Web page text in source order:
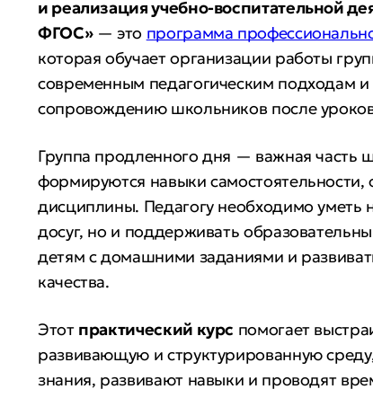
и реализация учебно-воспитательной
ФГОС»— это программа
которая обучает организации работы
современным педагогическим подходам
сопровождению школьников после
Группа продленного дня — важная часть
формируются навыки
дисциплины. Педагогу необходимо уметь
досуг, но и поддерживать
детям с домашними заданиями и
качества.
Этот практический курс помогает
развивающую и структурированную
знания, развивают навыки и проводят